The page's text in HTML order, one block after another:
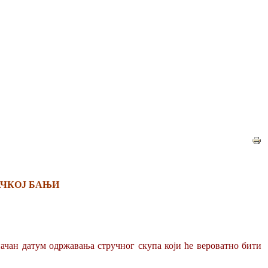
БАЊИ
датум одржавања стручног скупа који ће вероватно бити